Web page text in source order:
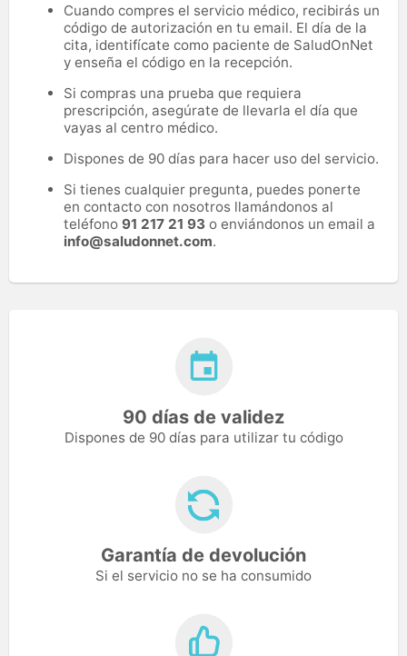
Cuando compres el servicio médico, recibirás un
código de autorización en tu email. El día de la
cita, identifícate como paciente de SaludOnNet
y enseña el código en la recepción.
Si compras una prueba que requiera
prescripción, asegúrate de llevarla el día que
vayas al centro médico.
Dispones de 90 días para hacer uso del servicio.
Si tienes cualquier pregunta, puedes ponerte
en contacto con nosotros llamándonos al
teléfono 91 217 21 93 o enviándonos un email a
info@saludonnet.com.
90 días de validez
Dispones de 90 días para utilizar tu código
Garantía de devolución
Si el servicio no se ha consumido